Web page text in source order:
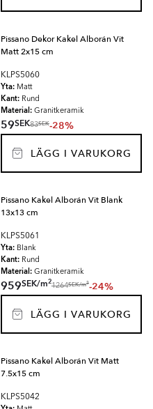
Pissano Dekor Kakel Alborán Vit
Matt 2x15 cm
KLPS5060
Yta: Matt
Kant: Rund
Material: Granitkeramik
59SEK83SEK-28%
LÄGG I VARUKORG
Pissano Kakel Alborán Vit Blank
13x13 cm
KLPS5061
Yta: Blank
Kant: Rund
Material: Granitkeramik
959SEK/m2
1264SEK/m2-24%
LÄGG I VARUKORG
Pissano Kakel Alborán Vit Matt
7.5x15 cm
KLPS5042